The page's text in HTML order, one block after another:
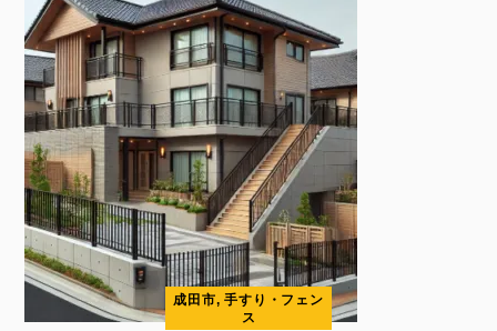
成田市, 手すり・フェン
ス